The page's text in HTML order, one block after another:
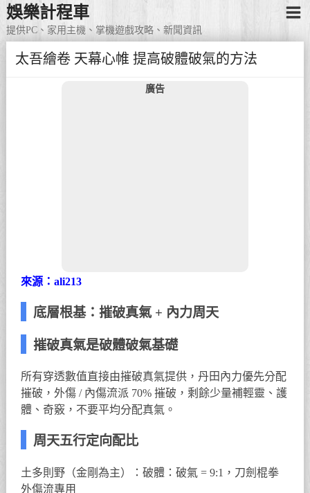
娛樂計程車
提供PC、家用主機、掌機遊戲攻略、新聞資訊
太吾繪卷 天幕心帷 提高破體破氣的方法
廣告
來源：ali213
底層根基：摧破真氣 + 內力周天
摧破真氣是破體破氣基礎
所有穿透數值直接由摧破真氣提供，丹田內力優先分配
摧破，外傷 / 內傷流派 70% 摧破，剩餘少量補輕靈、護
體、奇竅，不要平均分配真氣。
周天五行定向配比
土多則野（金剛為主）：破體：破氣 = 9:1，刀劍棍拳
外傷流專用